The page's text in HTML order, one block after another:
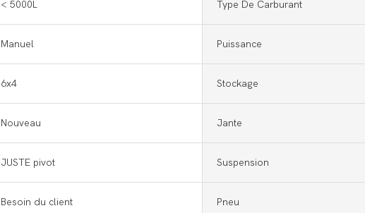
< 5000L Type De Carburant
Manuel Puissance
6x4 Stockage
Nouveau Jante
JUSTE pivot Suspension
Besoin du client Pneu